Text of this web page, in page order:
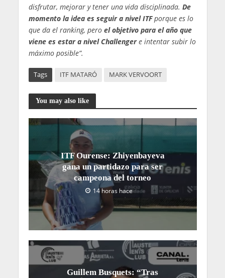
disfrutar, mejorar y tener una vida disciplinada. De
momento la idea es seguir a nivel ITFporque es lo
que da el ranking, pero el objetivo para el año que
viene es estar a nivel Challengere intentar subir lo
máximo posible”.
Tags ITF MATARÓ MARK VERVOORT
You may also like
ITF Ourense: Zhiyenbayeva
gana un partidazo para ser
campeona del torneo
14 horas hace
Guillem Busquets: “Tras